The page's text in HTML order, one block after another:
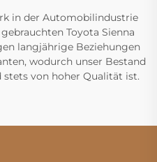
in der Automobilindustrie
Toyota Sienna
langjährige Beziehungen
wodurch unser Bestand
von hoher Qualität ist.